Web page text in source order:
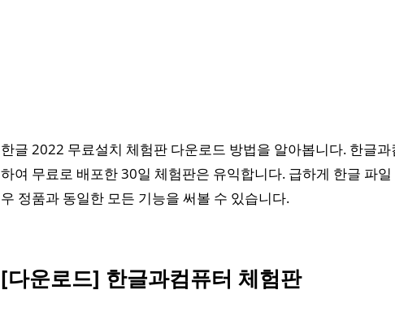
한글 2022 무료설치 체험판 다운로드 방법을 알아봅니다. 한글
하여 무료로 배포한 30일 체험판은 유익합니다. 급하게 한글 파
우 정품과 동일한 모든 기능을 써볼 수 있습니다.
[다운로드] 한글과컴퓨터 체험판